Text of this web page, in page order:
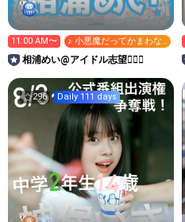
11:00 AM〜
♪ 小悪魔だってかまわな
い!
相浦めい@アイドル志望🙋🏻‍♀️
296 Daily 111 days